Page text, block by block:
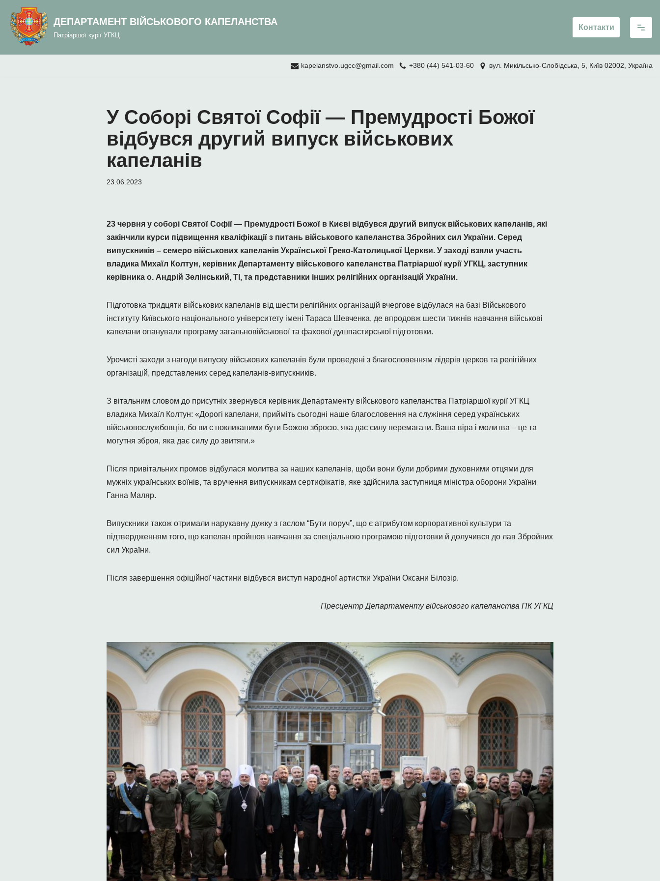
вмісту
Перейти
вмісту
ДЕПАРТАМЕНТ ВІЙСЬКОВОГО КАПЕЛАНСТВА
Патріаршої курії УГКЦ
Контакти
kapelanstvo.ugcc@gmail.com +380 (44) 541-03-60 вул. Микільсько-Слобідська, 5, Київ 02002, Україна
У Соборі Святої Софії — Премудрості Божої
відбувся другий випуск військових
капеланів
23.06.2023
23 червня у соборі Святої Софії — Премудрості Божої в Києві відбувся другий випуск військових капеланів, які
закінчили курси підвищення кваліфікації з питань військового капеланства Збройних сил України. Серед
випускників – семеро військових капеланів Української Греко-Католицької Церкви. У заході взяли участь
владика Михаїл Колтун, керівник Департаменту військового капеланства Патріаршої курії УГКЦ, заступник
керівника о. Андрій Зелінський, ТІ, та представники інших релігійних організацій України.
Підготовка тридцяти військових капеланів від шести релігійних організацій вчергове відбулася на базі Військового
інституту Київського національного університету імені Тараса Шевченка, де впродовж шести тижнів навчання військові
капелани опанували програму загальновійськової та фахової душпастирської підготовки.
Урочисті заходи з нагоди випуску військових капеланів були проведені з благословенням лідерів церков та релігійних
організацій, представлених серед капеланів-випускників.
З вітальним словом до присутніх звернувся керівник Департаменту військового капеланства Патріаршої курії УГКЦ
владика Михаїл Колтун: «Дорогі капелани, прийміть сьогодні наше благословення на служіння серед українських
військовослужбовців, бо ви є покликаними бути Божою зброєю, яка дає силу перемагати. Ваша віра і молитва – це та
могутня зброя, яка дає силу до звитяги.»
Після привітальних промов відбулася молитва за наших капеланів, щоби вони були добрими духовними отцями для
мужніх українських воїнів, та вручення випускникам сертифікатів, яке здійснила заступниця міністра оборони України
Ганна Маляр.
Випускники також отримали нарукавну дужку з гаслом “Бути поруч”, що є атрибутом корпоративної культури та
підтвердженням того, що капелан пройшов навчання за спеціальною програмою підготовки й долучився до лав Збройних
сил України.
Після завершення офіційної частини відбувся виступ народної артистки України Оксани Білозір.
Пресцентр Департаменту військового капеланства ПК УГКЦ